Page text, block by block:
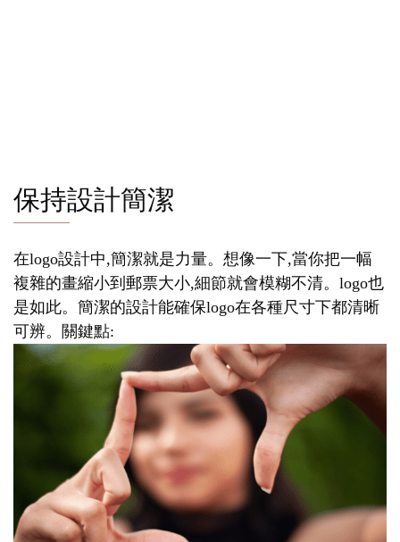
保持設計簡潔
在logo設計中,簡潔就是力量。想像一下,當你把一幅
複雜的畫縮小到郵票大小,細節就會模糊不清。logo也
是如此。簡潔的設計能確保logo在各種尺寸下都清晰
可辨。關鍵點: